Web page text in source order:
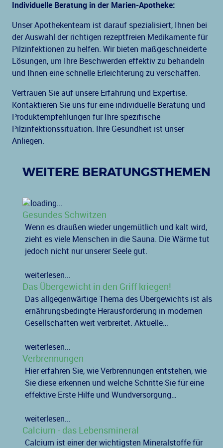
Individuelle Beratung in der Marien-Apotheke:
Unser Apothekenteam ist darauf spezialisiert, Ihnen bei
der Auswahl der richtigen rezeptfreien Medikamente für
Pilzinfektionen zu helfen. Wir bieten maßgeschneiderte
Lösungen, um Ihre Beschwerden effektiv zu behandeln
und Ihnen eine schnelle Erleichterung zu verschaffen.
Vertrauen Sie auf unsere Erfahrung und Expertise.
Kontaktieren Sie uns für eine individuelle Beratung und
Produktempfehlungen für Ihre spezifische
Pilzinfektionssituation. Ihre Gesundheit ist unser
Anliegen.
WEITERE BERATUNGSTHEMEN
Gesundes Schwitzen
Wenn es draußen wieder ungemütlich und kalt wird,
zieht es viele Menschen in die Sauna. Die Wärme tut
jedoch nicht nur unserer Seele gut.
weiterlesen...
Das Übergewicht in den Griff kriegen!
Das allgegenwärtige Thema des Übergewichts ist als
ernährungsbedingte Herausforderung in modernen
Gesellschaften weit verbreitet. Aktuelle…
weiterlesen...
Verbrennungen
Hier erfahren Sie, wie Verbrennungen entstehen, wie
Sie diese erkennen und welche Schritte Sie für eine
effektive Erste Hilfe und Wundversorgung…
weiterlesen...
Calcium - das Lebensmineral
Calcium ist einer der wichtigsten Mineralstoffe für